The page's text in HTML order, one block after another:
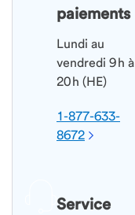
paiements
Lundi au
vendredi 9 h à
20 h (HE)
1-877-633-
8672
Service